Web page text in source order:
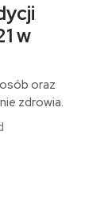
w
oraz
zdrowia.